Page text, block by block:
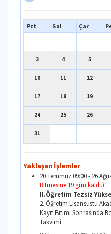
Yıl : Ay :
Pzt Sal Çar
24 25
31